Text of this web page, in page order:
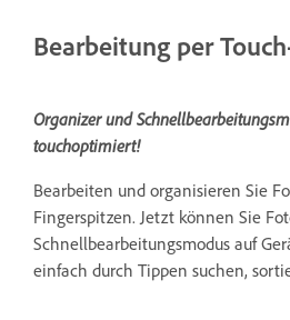
Bearbeitung per
Organizer und
touchoptimiert!
Bearbeiten und organisieren Sie
Fingerspitzen. Jetzt können Sie
Schnellbearbeitungsmodus auf
einfach durch Tippen suchen,